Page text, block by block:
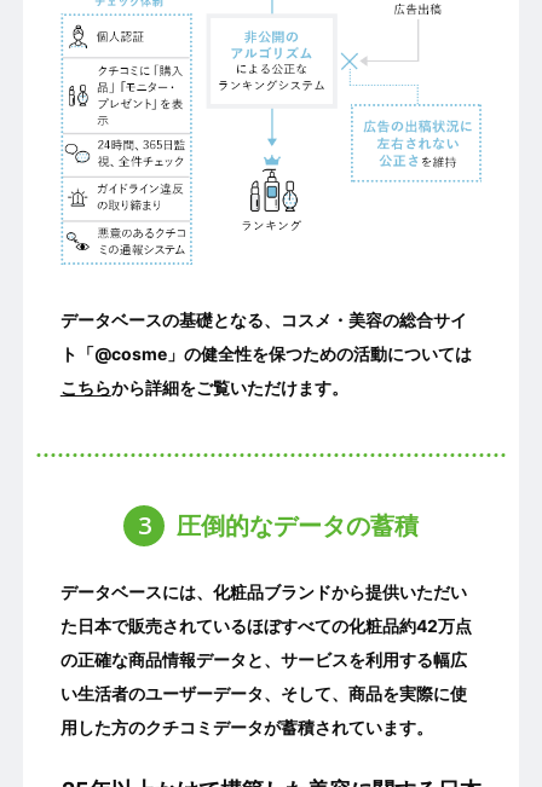
データベースの基礎となる、コスメ・美容の総合サイ
ト「@cosme」の健全性を保つための活動については
こちらから詳細をご覧いただけます。
3 圧倒的なデータの蓄積
データベースには、化粧品ブランドから提供いただい
た日本で販売されているほぼすべての化粧品約42万点
の正確な商品情報データと、サービスを利用する幅広
い生活者のユーザーデータ、そして、商品を実際に使
用した方のクチコミデータが蓄積されています。